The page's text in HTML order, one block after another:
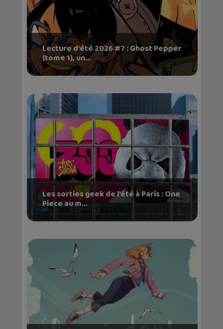
Lecture d’été 2026 #7 : Ghost Pepper
(tome 1), un...
Les sorties geek de l’été à Paris : One
Piece au m...